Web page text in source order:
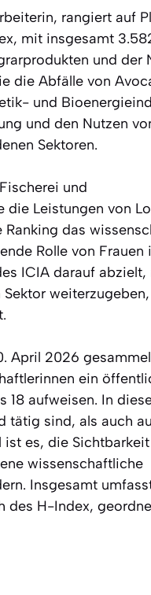
rangiert auf
mit insgesamt
und der
die Abfälle von
und
und den Nutzen
Sektoren.
und
die Leistungen von
das
Rolle von Frauen
ICIA darauf
April 2026
ein
aufweisen. In
tätig sind, als auch
ist es, die
wissenschaftliche
Insgesamt
des H-Index,